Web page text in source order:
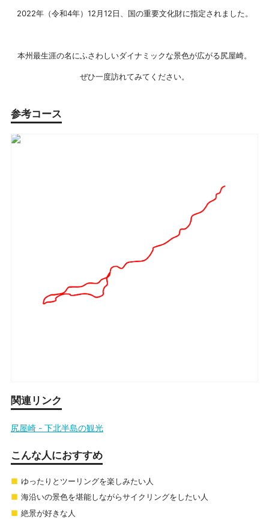
2022年（令和4年）12月12日、国の重要文化財に指定されました。
本州最生涯の名にふさわしいダイナミックな景色が広がる尻屋崎。
ぜひ一度訪れてみてください。
参考コース
関連リンク
尻屋崎 - 下北半島の観光
こんな人におすすめ
ゆったりとツーリングを楽しみたい人
海沿いの景色を堪能しながらサイクリングをしたい人
絶景が好きな人